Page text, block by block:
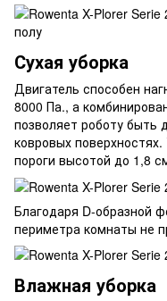
Сухая уборка
Двигатель способен
8000 Па., а
позволяет роботу
ковровых
пороги высотой до 1,8
Благодаря D-образной
периметра комнаты не
Влажная уборка